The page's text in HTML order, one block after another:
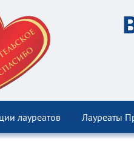
лауреатов Лауреаты